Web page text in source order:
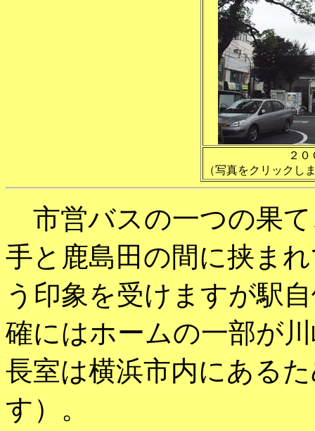
２
（写真をクリックし
市営バスの一つの果
手と鹿島田の間に挟ま
う印象を受けますが駅
確にはホームの一部が
長室は横浜市内にある
す）。